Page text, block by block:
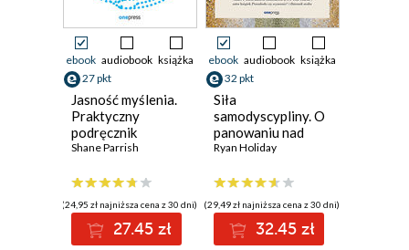
ebook audiobook książka
27 pkt
Jasność myślenia.
Praktyczny
podręcznik
przekuwania myśli
decyzje
Shane Parrish
(24,95 zł najniższa cena z 30 dni)
27.45 zł
ebook audiobook książka
32 pkt
Siła
samodyscypliny. O
panowaniu nad
sobą w każdej
Ryan Holiday
(29,49 zł najniższa cena z 30 dni)
32.45 zł